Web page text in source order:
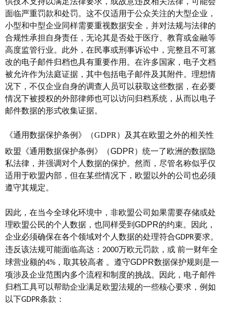
面临严重罚款和处罚。这不仅适用于公众关注的大型企业，
小型和中型企业同样需要重视数据安全，并对法规与法律的
合规性承担自身责任，无论其是否处于医疗、教育或金融等
高度监管行业。此外，在民事或刑事诉讼中，完整且不可篡
改的电子邮件归档也具有重要作用。在许多国家，电子文档
被允许作为法庭证据，其中包括电子邮件及其附件。理想情
况下，不仅企业自身的调查人员可以获取这些数据，在必要
情况下被授权的外部律师也可以访问归档系统，从而以电子
邮件数据的形式收集证据。
《通用数据保护条例》（GDPR）及其在欧盟之外的相关性
欧盟《通用数据保护条例》（GDPR）统一了欧洲的数据隐
私法律，并强调对个人数据的保护。然而，尽管名称似乎仅
适用于欧盟内部，但在某些情况下，欧盟以外的公司也必须
遵守其规定。
因此，在当今全球化环境中，非欧盟公司如果需要存储或处
理欧盟公民的个人数据，也同样受到 GDPR的约束。因此，
企业必须确保在各个领域对个人数据的处理符合GDPR要求。
违反该法规可能面临高达： 2000万欧元罚款，或 前一财年全
球营业额的4% ，取其较高者 。 遵守GDPR数据保护规则是一
项涉及企业范围内多个流程和制度的挑战。因此，电子邮件
归档工具可以帮助企业满足欧盟法规的一些核心要求，例如
以下GDPR条款：